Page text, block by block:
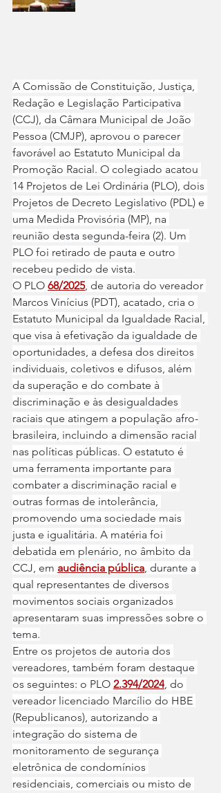
A Comissão de Constituição, Justiça,
Redação e Legislação Participativa
(CCJ), da Câmara Municipal de João
Pessoa (CMJP), aprovou o parecer
favorável ao Estatuto Municipal da
Promoção Racial. O colegiado acatou
14 Projetos de Lei Ordinária (PLO), dois
Projetos de Decreto Legislativo (PDL) e
uma Medida Provisória (MP), na
reunião desta segunda-feira (2). Um
PLO foi retirado de pauta e outro
recebeu pedido de vista.
O PLO 68/2025, de autoria do vereador
Marcos Vinícius (PDT), acatado, cria o
Estatuto Municipal da Igualdade Racial,
que visa à efetivação da igualdade de
oportunidades, a defesa dos direitos
individuais, coletivos e difusos, além
da superação e do combate à
discriminação e às desigualdades
raciais que atingem a população afro-
brasileira, incluindo a dimensão racial
nas políticas públicas. O estatuto é
uma ferramenta importante para
combater a discriminação racial e
outras formas de intolerância,
promovendo uma sociedade mais
justa e igualitária. A matéria foi
debatida em plenário, no âmbito da
CCJ, em audiência pública, durante a
qual representantes de diversos
movimentos sociais organizados
apresentaram suas impressões sobre o
tema.
Entre os projetos de autoria dos
vereadores, também foram destaque
os seguintes: o PLO 2.394/2024, do
vereador licenciado Marcílio do HBE
(Republicanos), autorizando a
integração do sistema de
monitoramento de segurança
eletrônica de condomínios
residenciais, comerciais ou misto de